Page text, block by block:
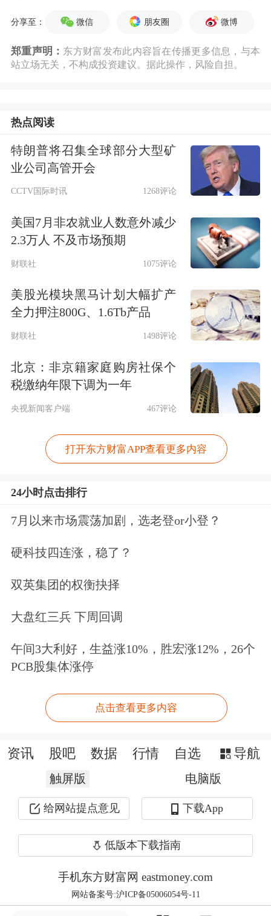
港构建大宗商品交易生态圈。黄金中央
港黄金交易基础设施的重要一步。”香
早在2024年，李家超便在施政报告中首
次明确“打造国际黄金交易中心”的目
标，并将黄金作为建立大宗商品交易生
态圈的突破口。同年12月，香港特区政
府财经事务及库务局（以下简称“香港
财库局”）成立“推动黄金市场发展工作
小组”统筹推进。
“黄金市场发展是香港贡献国家战略、
实现自身高质量发展的抓手，亦是融入
国家发展大局、服务金融强国建设的具
体体现。”香港财库局副局长陈浩濂接
受证券时报记者采访时如此表示。
陈浩濂认为，黄金是全球金融体系的重
要基石，其独特的物理属性、稀缺性和
避险功能，使其在各国官方储备及资产
多元化配置中不可或缺。在当前复杂的
国际环境下，黄金的战略重要性更为突
国际金融中心地位的需要。”陈浩濂
说。
了发展黄金产业对于提升香港经济多样
投资交易、衍生产品、保险、仓储、贸
物流服务等全产业链发展，为香港
金融业务多元化拓展注入新动能，同时
为国家金融高质量发展贡献力量。”陈
陈浩濂的表态也得到了多位业内人士的
分享至： 微信 朋友圈 微博
郑重声明： 东方财富发布此内容旨在传播更多信息，与本
站立场无关，不构成投资建议。据此操作，风险自担。
热点阅读
特朗普将召集全球部分大型矿
业公司高管开会
CCTV国际时讯 1268评论
美国7月非农就业人数意外减少
2.3万人 不及市场预期
财联社 1075评论
美股光模块黑马计划大幅扩产
全力押注800G、1.6Tb产品
财联社 1498评论
北京：非京籍家庭购房社保个
税缴纳年限下调为一年
央视新闻客户端 467评论
打开东方财富APP查看更多内容
24小时点击排行
7月以来市场震荡加剧，选老登or小登？
硬科技四连涨，稳了？
双英集团的权衡抉择
大盘红三兵 下周回调
午间3大利好，生益涨10%，胜宏涨12%，26个
PCB股集体涨停
点击查看更多内容
资讯 股吧 数据 行情 自选 导航
触屏版 电脑版
给网站提点意见 下载App
低版本下载指南
手机东方财富网 eastmoney.com
网站备案号:沪ICP备05006054号-11